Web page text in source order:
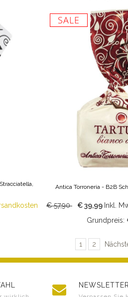
SALE
Antica Torroneria - B2B
€ 57,90 € 39,99 Inkl.
1 2
NEWSLETTER